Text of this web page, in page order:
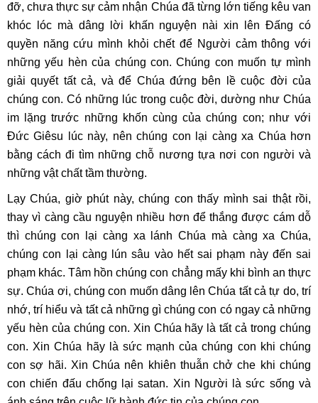
đỡ, chưa thực sự cảm nhận Chúa đã từng lớn tiếng kêu van
khóc lóc mà dâng lời khấn nguyện nài xin lên Đấng có
quyền năng cứu mình khỏi chết để Người cảm thông với
những yếu hèn của chúng con. Chúng con muốn tự mình
giải quyết tất cả, và để Chúa đứng bên lề cuộc đời của
chúng con. Có những lúc trong cuộc đời, dường như Chúa
im lặng trước những khốn cùng của chúng con; như với
Đức Giêsu lúc này, nên chúng con lại càng xa Chúa hơn
bằng cách đi tìm những chỗ nương tựa nơi con người và
những vật chất tầm thường.
Lạy Chúa, giờ phút này, chúng con thấy mình sai thật rồi,
thay vì càng cầu nguyện nhiều hơn để thắng được cám dỗ
thì chúng con lại càng xa lánh Chúa mà càng xa Chúa,
chúng con lại càng lún sâu vào hết sai phạm này đến sai
phạm khác. Tâm hồn chúng con chẳng mấy khi bình an thực
sự. Chúa ơi, chúng con muốn dâng lên Chúa tất cả tự do, trí
nhớ, trí hiểu và tất cả những gì chúng con có ngay cả những
yếu hèn của chúng con. Xin Chúa hãy là tất cả trong chúng
con. Xin Chúa hãy là sức mạnh của chúng con khi chúng
con sợ hãi. Xin Chúa nên khiên thuẫn chở che khi chúng
con chiến đấu chống lại satan. Xin Người là sức sống và